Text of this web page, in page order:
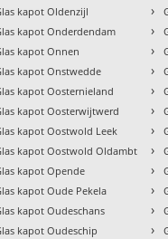
kapot Oldenzijl
kapot Onderdendam
kapot Onnen
kapot Onstwedde
kapot Oosternieland
kapot Oosterwijtwerd
kapot Oostwold Leek
kapot Oostwold Oldambt
kapot Opende
kapot Oude Pekela
kapot Oudeschans
kapot Oudeschip
›
›
›
›
›
›
›
›
›
›
›
›